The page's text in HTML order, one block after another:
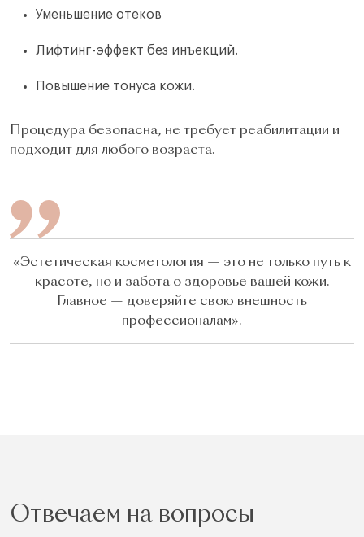
Уменьшение отеков
Лифтинг-эффект без инъекций.
Повышение тонуса кожи.
Процедура безопасна, не требует реабилитации и
подходит для любого возраста.
«Эстетическая косметология — это не только путь к
красоте, но и забота о здоровье вашей кожи.
Главное — доверяйте свою внешность
профессионалам».
Отвечаем на вопросы